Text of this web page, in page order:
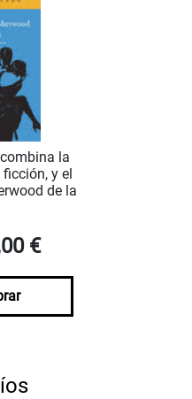
la
y el
de la
€